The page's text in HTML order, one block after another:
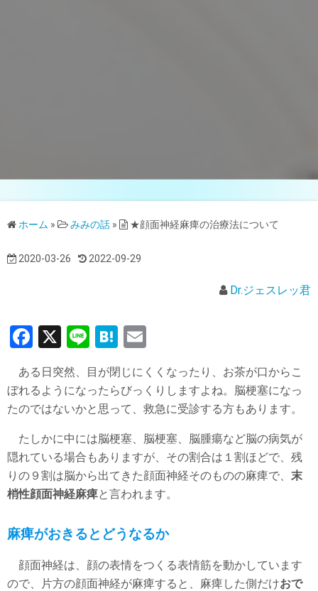
ホーム » みみの話 » ★顔面神経麻痺の治療法について
2020-03-26 2022-09-29
Dr.ジェスレッ君
F
a
ce
b
o
o
k
X
Li
e
H
at
e
n
a
ail
ある日突然、目が閉じにくくなったり、お茶が口からこ
ぼれるようになったらびっくりしますよね。脳梗塞になっ
たのではないかと思って、救急に受診する方もあります。
たしかに中には脳梗塞、脳梗塞、脳腫瘍など脳の病気が
隠れている場合もありますが、その割合は１割ほどで、残
りの９割は脳から出てきた顔面神経そのものの麻痺で、 末
梢性顔面神経麻痺と言われます。
麻痺がおきるとどうなるか
顔面神経は、顔の表情をつくる表情筋を動かしています
ので、片方の顔面神経が麻痺すると、麻痺した側だけおで